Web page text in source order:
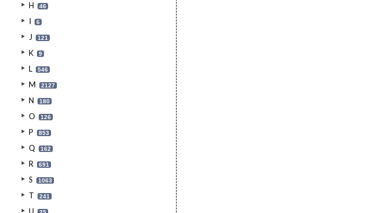
H 46
I 6
J 121
K 9
L 546
M 2127
N 180
O 126
P 853
Q 162
R 691
S 1063
T 241